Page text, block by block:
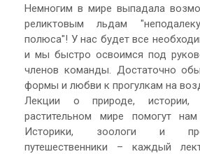
Немногим в мире выпадала
реликтовым льдам
полюса"! У нас будет все
и мы быстро освоимся под
членов команды. Достаточно
формы и любви к прогулкам на
Лекции о природе,
растительном мире помогут
Историки, зоологи и
путешественники – каждый